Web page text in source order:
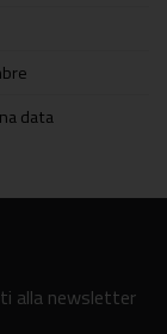
data
alla newsletter